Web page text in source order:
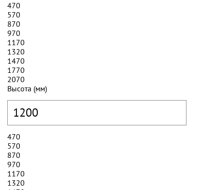
470
570
870
970
1170
1320
1470
1770
2070
Высота (мм)
470
570
870
970
1170
1320